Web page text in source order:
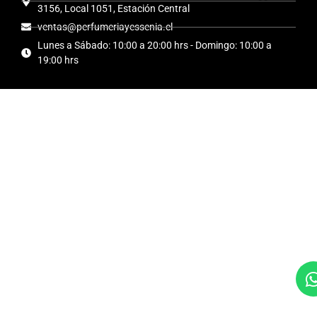
3156, Local 1051, Estación Central
ventas@perfumeriayessenia.cl
Lunes a Sábado: 10:00 a 20:00 hrs - Domingo: 10:00 a
19:00 hrs